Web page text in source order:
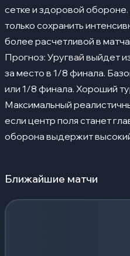
сетке и здоровой
только сохранить
более расчетливой в
Прогноз: Уругвай выйдет
за место в 1/8 финала.
или 1/8 финала. Хороший
Максимальный
если центр поля станет
оборона выдержит
Ближайшие матчи
Загрузка событий...